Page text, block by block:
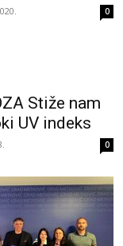
0
Stiže nam
UV indeks
0